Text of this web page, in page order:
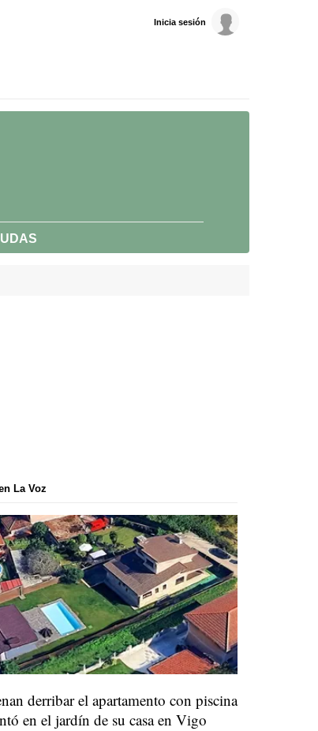
Inicia sesión
La Voz
derribar el apartamento con piscina
en el jardín de su casa en Vigo